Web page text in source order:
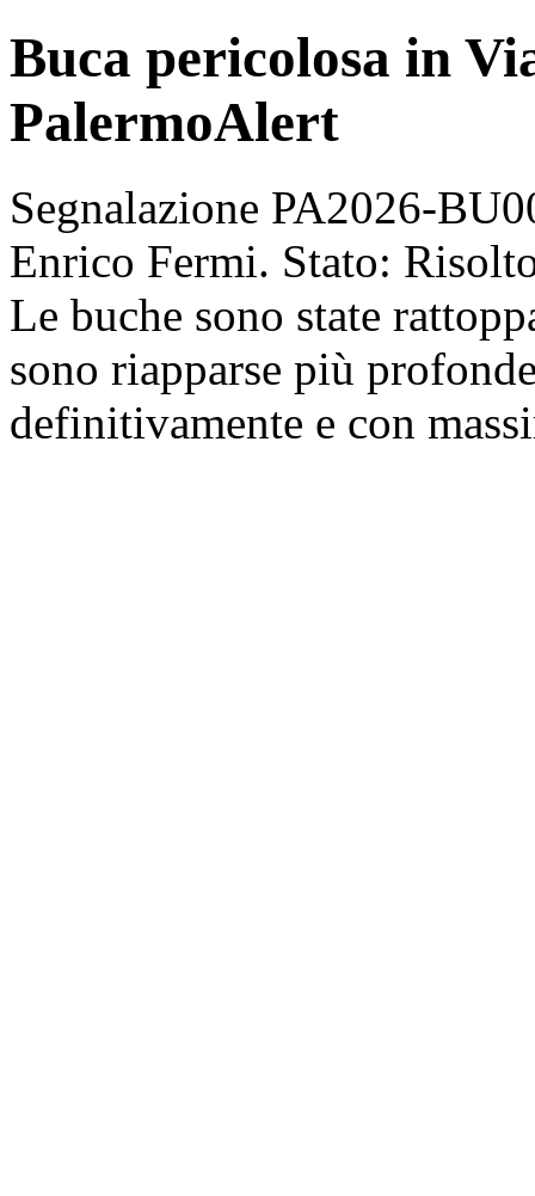
Buca pericolosa in
PalermoAlert
Segnalazione PA2026-
Enrico Fermi. Stato:
Le buche sono state
sono riapparse più
definitivamente e con